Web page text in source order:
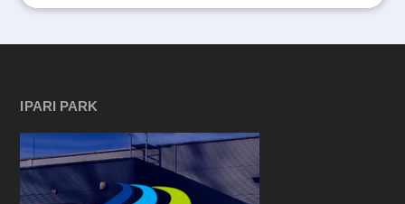
IPARI PARK